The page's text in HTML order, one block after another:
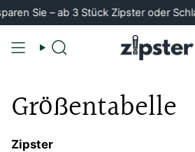
InhaltSie – ab 3 Stück Zipster oder
Suche
Größentabelle
Zipster